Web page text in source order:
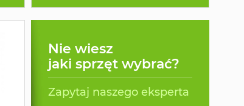
Nie wiesz
jaki sprzęt wybrać?
Zapytaj naszego eksperta